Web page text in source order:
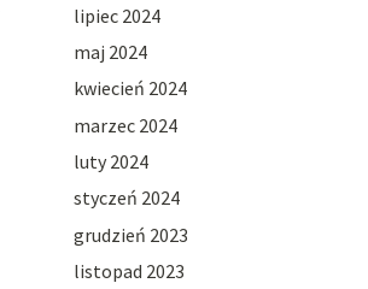
lipiec 2024
maj 2024
kwiecień 2024
marzec 2024
luty 2024
styczeń 2024
grudzień 2023
listopad 2023